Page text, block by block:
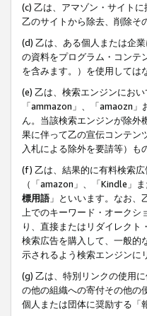
(c) 乙は、アマゾン・サイト
乙のサイトから除去、削除そ
(d) 乙は、ある個人または企
の資料をプログラム・コンテ
を含みます。）を使用しては
(e) 乙は、検索エンジンにお
「ammazon」、「amaozn
ん。当該検索エンジンが除
果に伴って乙の宣伝コンテン
入札による除外を要請等）も
(f) 乙は、結果的に有料検索
（「amazon」、「Kindle」
標用語」といいます。なお、
上でのキーワード・オーク
り、直接またはリダイレクト
検索広告を購入して、一般的
示されるよう検索エンジンに
(g) 乙は、特別リンクの使用
の他の組織への寄付その他の
個人または団体に奨励する「